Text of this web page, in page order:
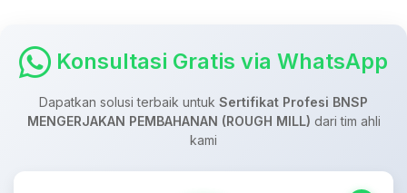
Konsultasi Gratis via WhatsApp
Dapatkan solusi terbaik untuk Sertifikat Profesi BNSP
MENGERJAKAN PEMBAHANAN (ROUGH MILL) dari tim ahli
kami